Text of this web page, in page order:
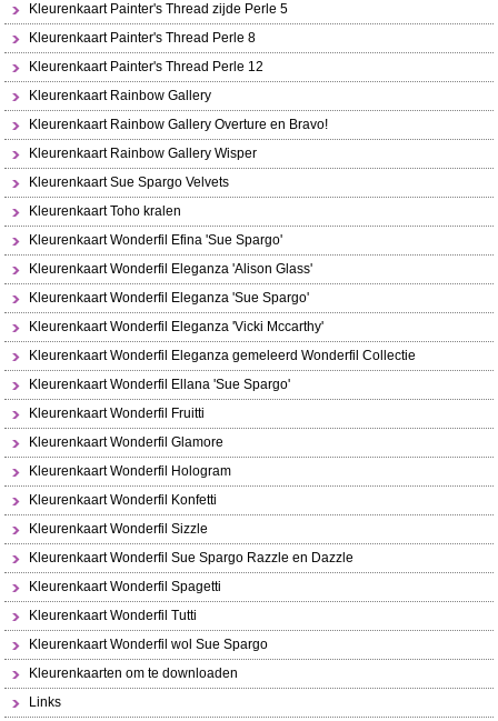
Kleurenkaart Painter's Thread zijde Perle 5
Kleurenkaart Painter's Thread Perle 8
Kleurenkaart Painter's Thread Perle 12
Kleurenkaart Rainbow Gallery
Kleurenkaart Rainbow Gallery Overture en Bravo!
Kleurenkaart Rainbow Gallery Wisper
Kleurenkaart Sue Spargo Velvets
Kleurenkaart Toho kralen
Kleurenkaart Wonderfil Efina 'Sue Spargo'
Kleurenkaart Wonderfil Eleganza 'Alison Glass'
Kleurenkaart Wonderfil Eleganza 'Sue Spargo'
Kleurenkaart Wonderfil Eleganza 'Vicki Mccarthy'
Kleurenkaart Wonderfil Eleganza gemeleerd Wonderfil Collectie
Kleurenkaart Wonderfil Ellana 'Sue Spargo'
Kleurenkaart Wonderfil Fruitti
Kleurenkaart Wonderfil Glamore
Kleurenkaart Wonderfil Hologram
Kleurenkaart Wonderfil Konfetti
Kleurenkaart Wonderfil Sizzle
Kleurenkaart Wonderfil Sue Spargo Razzle en Dazzle
Kleurenkaart Wonderfil Spagetti
Kleurenkaart Wonderfil Tutti
Kleurenkaart Wonderfil wol Sue Spargo
Kleurenkaarten om te downloaden
Links